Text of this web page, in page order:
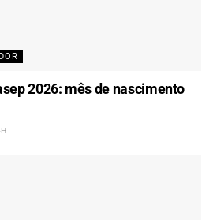
2026: mês de nascimento